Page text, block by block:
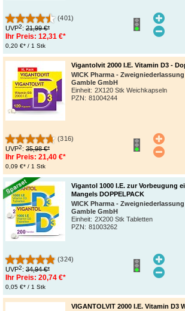
(401)
UVP2: 21,99 €*
Ihr Preis: 12,31 €*
0,20 €* / 1 Stk
Vigantolvit 2000 I.E. Vitamin D3 -
WICK Pharma -
Gamble GmbH
Einheit: 2X120 Stk Weichkapseln
PZN: 81004244
(316)
UVP2: 35,98 €*
Ihr Preis: 21,40 €*
0,09 €* / 1 Stk
Vigantol 1000 I.E. zur Vorbeugung
Mangels DOPPELPACK
WICK Pharma -
Gamble GmbH
Einheit: 2X200 Stk Tabletten
PZN: 81003262
(324)
UVP2: 34,94 €*
Ihr Preis: 20,74 €*
0,05 €* / 1 Stk
VIGANTOLVIT 2000 I.E. Vitamin D3